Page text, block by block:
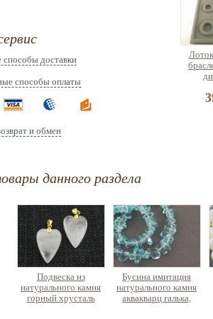
доставки
способы оплаты
и обмен
данного раздела
Подвеска из
натурального камня
горный хрусталь
Бусина имитация
натурального камня
аквакварц галька,